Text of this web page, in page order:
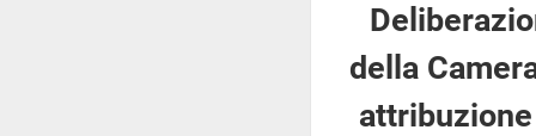
della